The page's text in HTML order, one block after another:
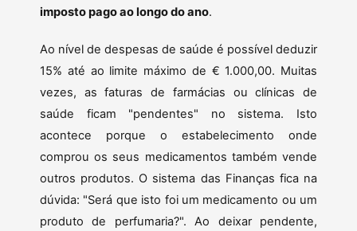
imposto pago ao longo do ano.
Ao nível de despesas de saúde é possível deduzir
15% até ao limite máximo de € 1.000,00. Muitas
vezes, as faturas de farmácias ou clínicas de
saúde ficam "pendentes" no sistema. Isto
acontece porque o estabelecimento onde
comprou os seus medicamentos também vende
outros produtos. O sistema das Finanças fica na
dúvida: "Será que isto foi um medicamento ou um
produto de perfumaria?". Ao deixar pendente,